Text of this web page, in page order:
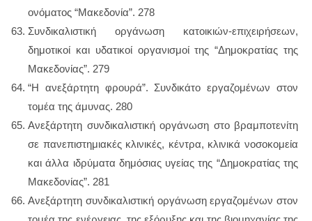
ονόματος “Μακεδονία”. 278
Συνδικαλιστική οργάνωση κατοικιών-επιχειρήσεων,
δημοτικοί και υδατικοί οργανισμοί της “Δημοκρατίας της
Μακεδονίας”. 279
“Η ανεξάρτητη φρουρά”. Συνδικάτο εργαζομένων στον
τομέα της άμυνας. 280
Ανεξάρτητη συνδικαλιστική οργάνωση στο βραμποτενίτη
σε πανεπιστημιακές κλινικές, κέντρα, κλινικά νοσοκομεία
και άλλα ιδρύματα δημόσιας υγείας της “Δημοκρατίας της
Μακεδονίας”. 281
Ανεξάρτητη συνδικαλιστική οργάνωση εργαζομένων στον